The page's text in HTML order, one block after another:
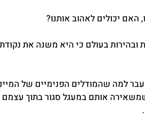
יכולים לאהוב אותנו?
ובהירות בעולם כי היא משנה את
למה שהמודלים הפנימיים של
אותם במעגל סגור בתוך עצמם